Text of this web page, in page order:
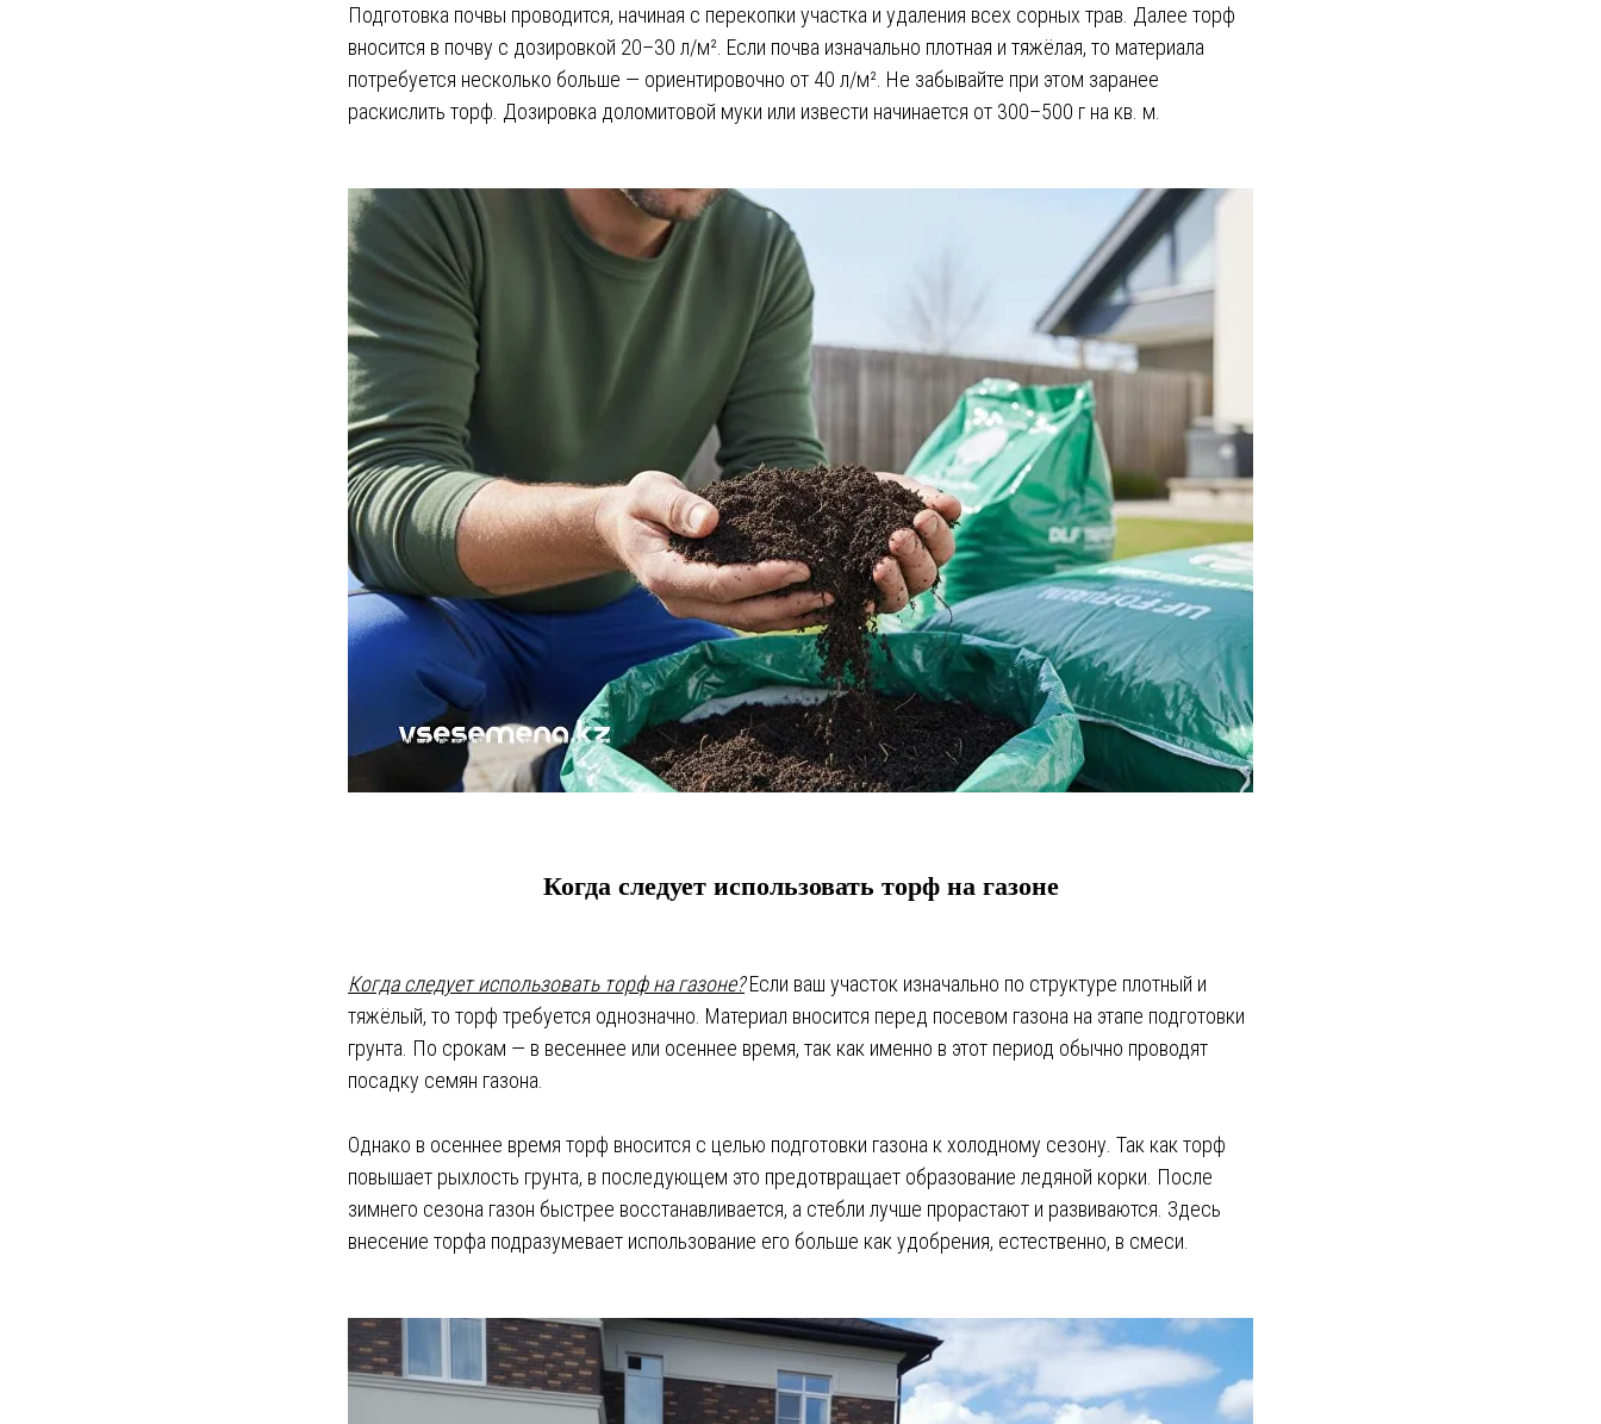
Подготовка почвы проводится, начиная с перекопки участка и удаления всех сорных трав. Далее торф
вносится в почву с дозировкой 20–30 л/м². Если почва изначально плотная и тяжёлая, то материала
потребуется несколько больше — ориентировочно от 40 л/м². Не забывайте при этом заранее
раскислить торф. Дозировка доломитовой муки или извести начинается от 300–500 г на кв. м.
Когда следует использовать торф на газоне
Когда следует использовать торф на газоне?Если ваш участок изначально по структуре плотный и
тяжёлый, то торф требуется однозначно. Материал вносится перед посевом газона на этапе подготовки
грунта. По срокам — в весеннее или осеннее время, так как именно в этот период обычно проводят
посадку семян газона.
Однако в осеннее время торф вносится с целью подготовки газона к холодному сезону. Так как торф
повышает рыхлость грунта, в последующем это предотвращает образование ледяной корки. После
зимнего сезона газон быстрее восстанавливается, а стебли лучше прорастают и развиваются. Здесь
внесение торфа подразумевает использование его больше как удобрения, естественно, в смеси.